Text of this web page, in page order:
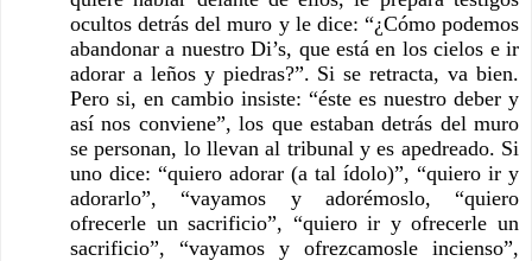
ocultos detrás del muro y le dice: “¿Cómo podemos
abandonar a nuestro Di’s, que está en los cielos e ir
adorar a leños y piedras?”. Si se retracta, va bien.
Pero si, en cambio insiste: “éste es nuestro deber y
así nos conviene”, los que estaban detrás del muro
se personan, lo llevan al tribunal y es apedreado. Si
uno dice: “quiero adorar (a tal ídolo)”, “quiero ir y
adorarlo”, “vayamos y adorémoslo, “quiero
ofrecerle un sacrificio”, “quiero ir y ofrecerle un
sacrificio”, “vayamos y ofrezcamosle incienso”,